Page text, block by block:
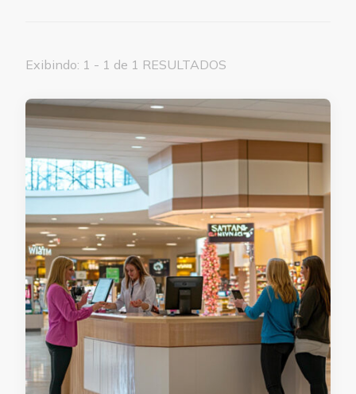
Exibindo: 1 - 1 de 1 RESULTADOS